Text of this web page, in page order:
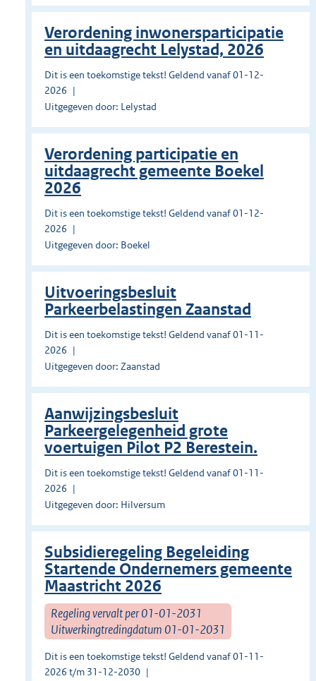
Verordening inwonersparticipatie
en uitdaagrecht Lelystad, 2026
Dit is een toekomstige tekst! Geldend vanaf 01-12-
2026
Uitgegeven door: Lelystad
Verordening participatie en
uitdaagrecht gemeente Boekel
2026
Dit is een toekomstige tekst! Geldend vanaf 01-12-
2026
Uitgegeven door: Boekel
Uitvoeringsbesluit
Parkeerbelastingen Zaanstad
Dit is een toekomstige tekst! Geldend vanaf 01-11-
2026
Uitgegeven door: Zaanstad
Aanwijzingsbesluit
Parkeergelegenheid grote
voertuigen Pilot P2 Berestein.
Dit is een toekomstige tekst! Geldend vanaf 01-11-
2026
Uitgegeven door: Hilversum
Subsidieregeling Begeleiding
Startende Ondernemers gemeente
Maastricht 2026
Regeling vervalt per 01-01-2031
Uitwerkingtredingdatum 01-01-2031
Dit is een toekomstige tekst! Geldend vanaf 01-11-
2026 t/m 31-12-2030